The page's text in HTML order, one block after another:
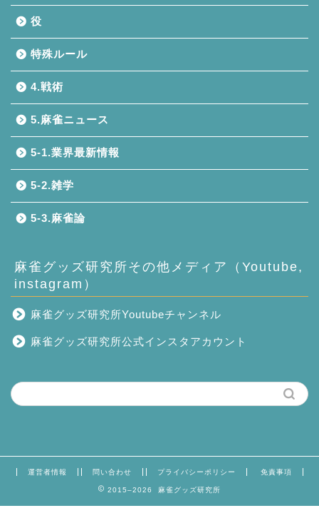
役
特殊ルール
4.戦術
5.麻雀ニュース
5-1.業界最新情報
5-2.雑学
5-3.麻雀論
麻雀グッズ研究所その他メディア（Youtube,
instagram）
麻雀グッズ研究所Youtubeチャンネル
麻雀グッズ研究所公式インスタアカウント
運営者情報 問い合わせ プライバシーポリシー 免責事項
2015–2026 麻雀グッズ研究所